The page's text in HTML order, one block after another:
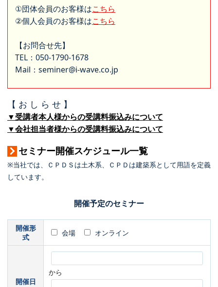
①団体会員のお客様はこちら
②個人会員のお客様はこちら
【お問合せ先】
TEL：050-1790-1678
Mail：seminer@i-wave.co.jp
【 お し ら せ 】
▼受講者本人様からの受講料振込みについて
▼会社担当者様からの受講料振込みについて
セミナー開催スケジュール一覧
※当社では、ＣＰＤＳは土木系、ＣＰＤは建築系として用語を定義
しています。
開催予定のセミナー
開催形
式
会場 オンライン
開催日
から